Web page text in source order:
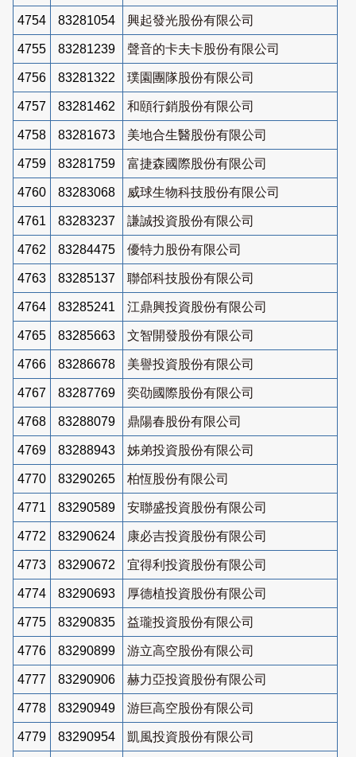
4754 83281054 興起發光股份有限公司
4755 83281239 聲音的卡夫卡股份有限公司
4756 83281322 璞園團隊股份有限公司
4757 83281462 和頤行銷股份有限公司
4758 83281673 美地合生醫股份有限公司
4759 83281759 富捷森國際股份有限公司
4760 83283068 威球生物科技股份有限公司
4761 83283237 謙誠投資股份有限公司
4762 83284475 優特力股份有限公司
4763 83285137 聯郃科技股份有限公司
4764 83285241 江鼎興投資股份有限公司
4765 83285663 文智開發股份有限公司
4766 83286678 美譽投資股份有限公司
4767 83287769 奕劭國際股份有限公司
4768 83288079 鼎陽春股份有限公司
4769 83288943 姊弟投資股份有限公司
4770 83290265 柏恆股份有限公司
4771 83290589 安聯盛投資股份有限公司
4772 83290624 康必吉投資股份有限公司
4773 83290672 宜得利投資股份有限公司
4774 83290693 厚德植投資股份有限公司
4775 83290835 益瓏投資股份有限公司
4776 83290899 游立高空股份有限公司
4777 83290906 赫力亞投資股份有限公司
4778 83290949 游巨高空股份有限公司
4779 83290954 凱風投資股份有限公司